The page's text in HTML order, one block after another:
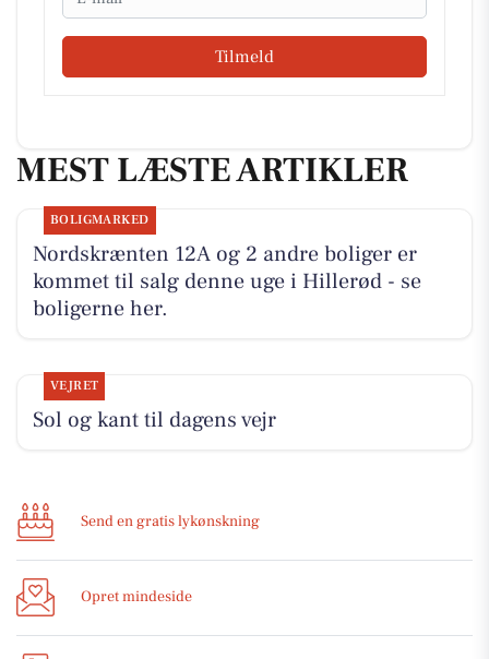
Tilmeld
MEST LÆSTE ARTIKLER
BOLIGMARKED
Nordskrænten 12A og 2 andre boliger er
kommet til salg denne uge i Hillerød - se
boligerne her.
VEJRET
Sol og kant til dagens vejr
Send en gratis lykønskning
Opret mindeside